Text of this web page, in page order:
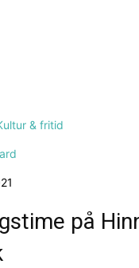
& fritid
på